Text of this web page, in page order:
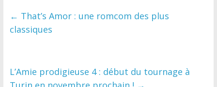
← That’s Amor : une romcom des plus
classiques
L’Amie prodigieuse 4 : début du tournage à